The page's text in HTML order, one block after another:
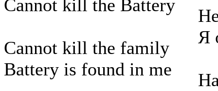
Cannot kill the Battery
Cannot kill the family
Battery is found in me
Я